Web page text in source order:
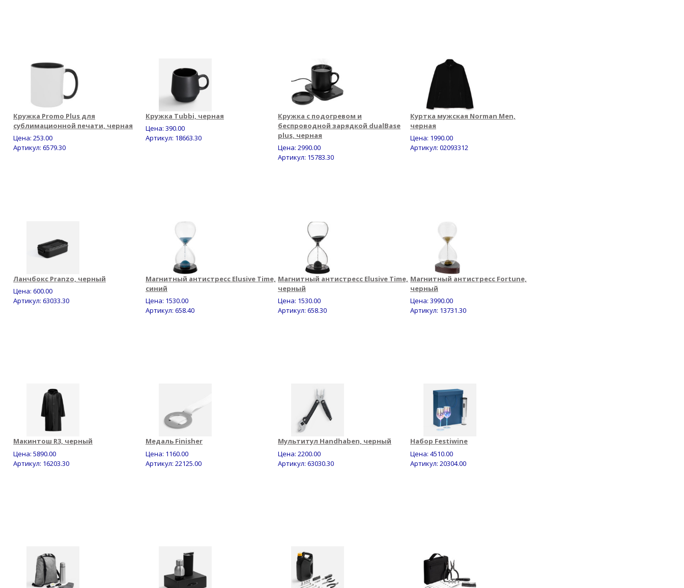
Кружка Promo Plus для
сублимационной печати, черная
Цена: 253.00
Артикул: 6579.30
Кружка Tubbi, черная
Цена: 390.00
Артикул: 18663.30
Кружка с подогревом и
беспроводной зарядкой dualBase
plus, черная
Цена: 2990.00
Артикул: 15783.30
Куртка мужская Norman Men,
черная
Цена: 1990.00
Артикул: 02093312
Ланчбокс Pranzo, черный
Цена: 600.00
Артикул: 63033.30
Магнитный антистресс Elusive Time,
синий
Цена: 1530.00
Артикул: 658.40
Магнитный антистресс Elusive Time,
черный
Цена: 1530.00
Артикул: 658.30
Магнитный антистресс Fortune,
черный
Цена: 3990.00
Артикул: 13731.30
Макинтош R3, черный
Цена: 5890.00
Артикул: 16203.30
Медаль Finisher
Цена: 1160.00
Артикул: 22125.00
Мультитул Handhaben, черный
Цена: 2200.00
Артикул: 63030.30
Набор Festiwine
Цена: 4510.00
Артикул: 20304.00